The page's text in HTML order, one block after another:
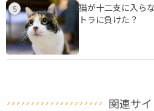
5
猫が十二支に入ら
トラに負けた？
関連サイ